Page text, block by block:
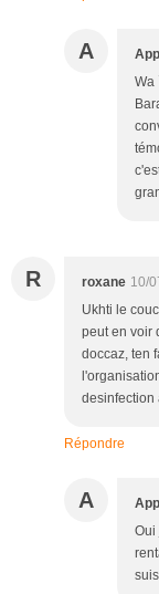
A
Wa
R roxane 10/
Ukhti le
peut en voir
doccaz, ten
desinfection
Répondre
A
Oui